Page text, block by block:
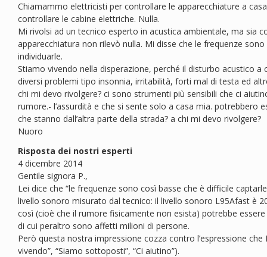
Chiamammo elettricisti per controllare le apparecchiature a
controllare le cabine elettriche. Nulla.
Mi rivolsi ad un tecnico esperto in acustica ambientale, ma sia
apparecchiatura non rilevò nulla. Mi disse che le frequenze
individuarle.
Stiamo vivendo nella disperazione, perché il disturbo acustico
diversi problemi tipo insonnia, irritabilità, forti mal di testa ed
chi mi devo rivolgere? ci sono strumenti più sensibili che ci
rumore.- l’assurdità e che si sente solo a casa mia. potrebbero
che stanno dall’altra parte della strada? a chi mi devo rivolgere?
Nuoro
Risposta dei nostri esperti
4 dicembre 2014
Gentile signora P.,
Lei dice che “le frequenze sono così basse che è difficile
livello sonoro misurato dal tecnico: il livello sonoro L95Afast è
così (cioè che il rumore fisicamente non esista) potrebbe
di cui peraltro sono affetti milioni di persone.
Però questa nostra impressione cozza contro l’espressione che
vivendo”, “Siamo sottoposti”, “Ci aiutino”).